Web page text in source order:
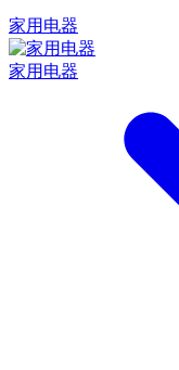
家用电器
家用电器